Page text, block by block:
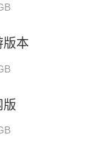
版本
版